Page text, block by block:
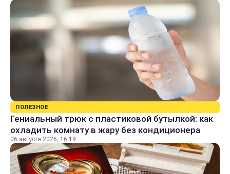
ПОЛЕЗНОЕ
Гениальный трюк с пластиковой бутылкой: как
охладить комнату в жару без кондиционера
06 августа 2026, 16:19